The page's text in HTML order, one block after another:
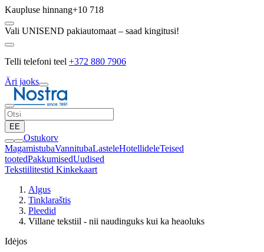
Kaupluse hinnang+10 718
Vali UNISEND pakiautomaat – saad kingitusi!
Telli telefoni teel +372 880 7906
Äri jaoks
EE
Ostukorv
MagamistubaVannitubaLasteleHotellideleTeised
tootedPakkumisedUudised
Tekstiilitestid Kinkekaart
Algus
Tinklaraštis
Pleedid
Villane tekstiil - nii naudinguks kui ka heaoluks
Idėjos